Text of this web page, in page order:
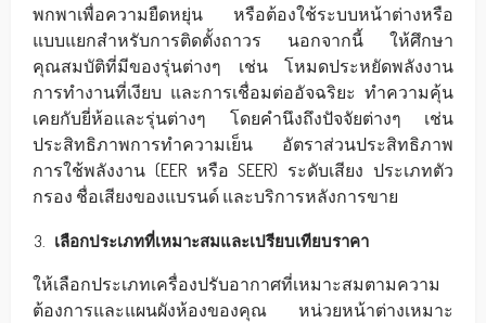
พกพาเพื่อความยืดหยุ่น หรือต้องใช้ระบบหน้าต่างหรือ
แบบแยกสำหรับการติดตั้งถาวร นอกจากนี้ ให้ศึกษา
คุณสมบัติที่มีของรุ่นต่างๆ เช่น โหมดประหยัดพลังงาน
การทำงานที่เงียบ และการเชื่อมต่ออัจฉริยะ ทำความคุ้น
เคยกับยี่ห้อและรุ่นต่างๆ โดยคำนึงถึงปัจจัยต่างๆ เช่น
ประสิทธิภาพการทำความเย็น อัตราส่วนประสิทธิภาพ
การใช้พลังงาน (EER หรือ SEER) ระดับเสียง ประเภทตัว
กรอง ชื่อเสียงของแบรนด์ และบริการหลังการขาย
เลือกประเภทที่เหมาะสมและเปรียบเทียบราคา
ให้เลือกประเภทเครื่องปรับอากาศที่เหมาะสมตามความ
ต้องการและแผนผังห้องของคุณ หน่วยหน้าต่างเหมาะ